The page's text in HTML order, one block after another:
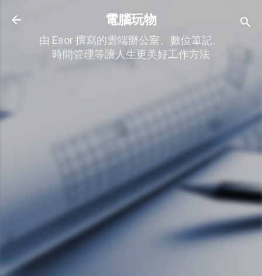
跳到主要內容
電腦玩物
由 Esor 撰寫的雲端辦公室、數位筆記、
時間管理等讓人生更美好工作方法